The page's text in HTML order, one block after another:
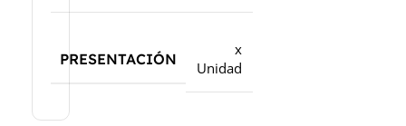
PRESENTACIÓN
x
Unidad